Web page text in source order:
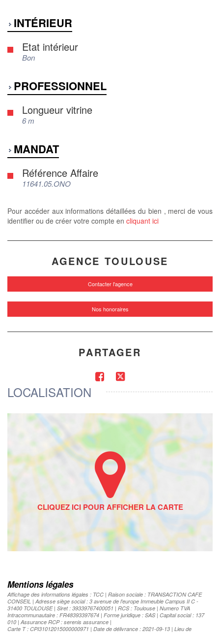
INTÉRIEUR
Etat intérieur
Bon
PROFESSIONNEL
Longueur vitrine
6 m
MANDAT
Référence Affaire
11641.05.ONO
Pour accéder aux informations détaillées du bien , merci de vous
identifier ou de créer votre compte en cliquant ici
AGENCE TOULOUSE
Contacter l'agence
Nos honoraires
PARTAGER
LOCALISATION
Mentions légales
Affichage des informations légales : TCC | Raison sociale : TRANSACTION CAFE
CONSEIL | Adresse siège social : 3 avenue de l'europe Immeuble Campus II C -
31400 TOULOUSE | Siret : 39339767400051 | RCS : Toulouse | Numero TVA
Intracommunautaire : FR48393397674 | Forme juridique : SAS | Capital social : 137
010 | Assurance RCP : serenis assurance |
Carte T : CPI31012015000000971 | Date de délivrance : 2021-09-13 | Lieu de